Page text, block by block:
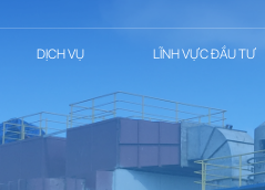
DỊCH VỤ LĨNH VỰC ĐẦU TƯ